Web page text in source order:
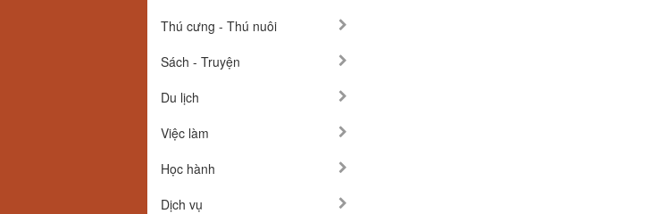
Thú cưng - Thú nuôi
Sách - Truyện
Du lịch
Việc làm
Học hành
Dịch vụ